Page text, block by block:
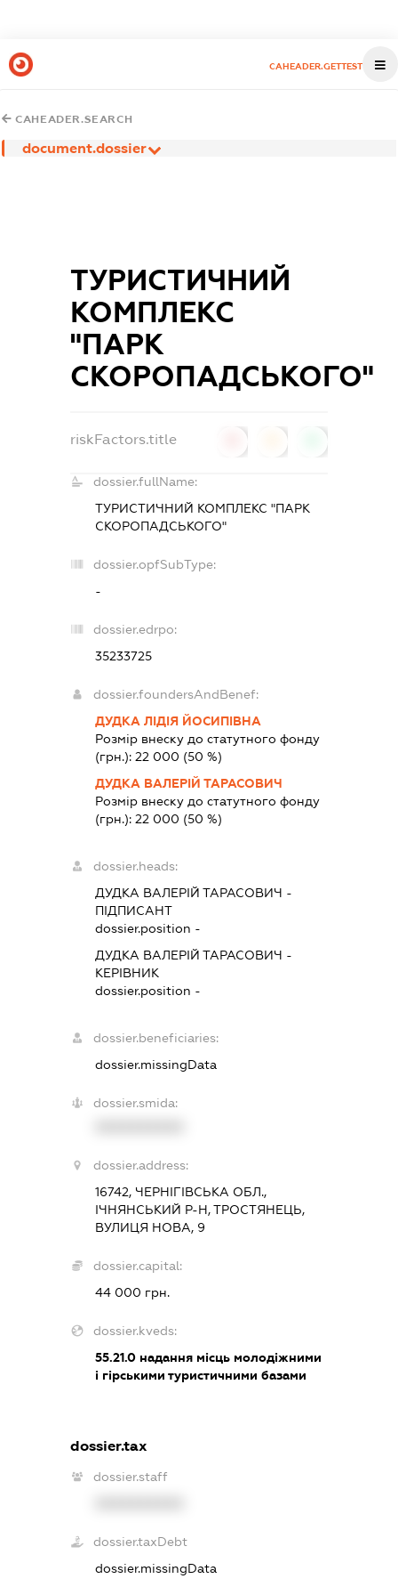
CAHEADER.GETTEST
CAHEADER.SEARCH
document.dossier
ТУРИСТИЧНИЙ
КОМПЛЕКС
"ПАРК
СКОРОПАДСЬКОГО"
riskFactors.title
dossier.fullName:
ТУРИСТИЧНИЙ КОМПЛЕКС "ПАРК
СКОРОПАДСЬКОГО"
dossier.opfSubType:
-
dossier.edrpo:
35233725
dossier.foundersAndBenef:
ДУДКА ЛІДІЯ ЙОСИПІВНА
Розмір внеску до статутного фонду
(грн.):22 000 (50 %)
ДУДКА ВАЛЕРІЙ ТАРАСОВИЧ
Розмір внеску до статутного фонду
(грн.):22 000 (50 %)
dossier.heads:
ДУДКА ВАЛЕРІЙ ТАРАСОВИЧ -
ПІДПИСАНТ
dossier.position -
ДУДКА ВАЛЕРІЙ ТАРАСОВИЧ -
КЕРІВНИК
dossier.position -
dossier.beneficiaries:
dossier.missingData
dossier.smida:
dossier.address:
16742, ЧЕРНІГІВСЬКА ОБЛ.,
ІЧНЯНСЬКИЙ Р-Н, ТРОСТЯНЕЦЬ,
ВУЛИЦЯ НОВА, 9
dossier.capital:
44 000 грн.
dossier.kveds:
55.21.0 надання місць молодіжними
і гірськими туристичними базами
dossier.tax
dossier.staff
dossier.taxDebt
dossier.missingData